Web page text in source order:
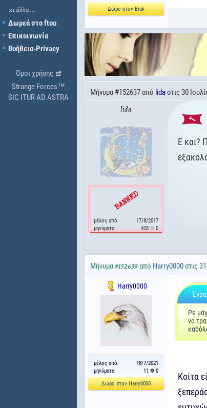
κι άλλα...
Δωρεά στο ftou
Επικοινωνία
Βοήθεια-Privacy
Όροι χρήσης
Strange Forces™
SIC ITUR AD ASTRA
Δώρο στον Bruk
Μήνυμα #152637από lidaστις 30
lida
μέλος από:
17/8/2017
μηνύματα:
428 0
Ε και?
Μήνυμα #152639 από Harry0000στις
Harry0000
μέλος από:
18/7/2021
μηνύματα:
11
0
Δώρο στον Harry0000
Ρε
να
Κοίτα